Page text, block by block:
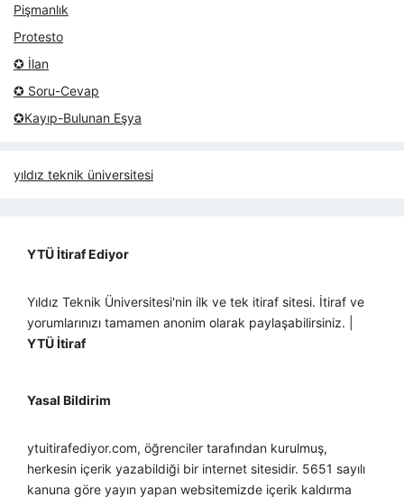
Pişmanlık
Protesto
✪ İlan
✪ Soru-Cevap
✪Kayıp-Bulunan Eşya
yıldız teknik üniversitesi
YTÜ İtiraf Ediyor
Yıldız Teknik Üniversitesi'nin ilk ve tek itiraf sitesi. İtiraf ve
yorumlarınızı tamamen anonim olarak paylaşabilirsiniz. |
YTÜ İtiraf
Yasal Bildirim
ytuitirafediyor.com, öğrenciler tarafından kurulmuş,
herkesin içerik yazabildiği bir internet sitesidir. 5651 sayılı
kanuna göre yayın yapan websitemizde içerik kaldırma